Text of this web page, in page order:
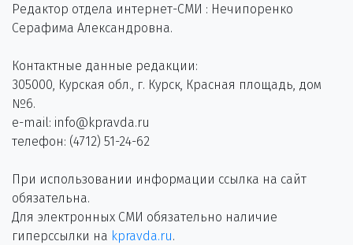
Редактор отдела интернет-СМИ : Нечипоренко
Серафима Александровна.
Контактные данные редакции:
305000, Курская обл., г. Курск, Красная площадь, дом
№6.
e-mail: info@kpravda.ru
телефон: (4712) 51-24-62
При использовании информации ссылка на сайт
обязательна.
Для электронных СМИ обязательно наличие
гиперссылки на kpravda.ru.